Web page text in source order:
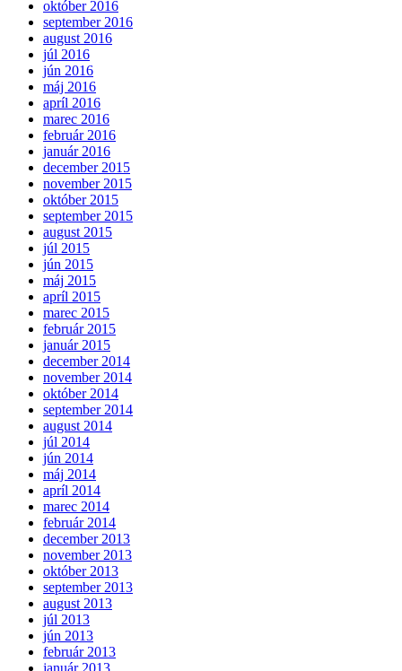
október 2016
september 2016
august 2016
júl 2016
jún 2016
máj 2016
apríl 2016
marec 2016
február 2016
január 2016
december 2015
november 2015
október 2015
september 2015
august 2015
júl 2015
jún 2015
máj 2015
apríl 2015
marec 2015
február 2015
január 2015
december 2014
november 2014
október 2014
september 2014
august 2014
júl 2014
jún 2014
máj 2014
apríl 2014
marec 2014
február 2014
december 2013
november 2013
október 2013
september 2013
august 2013
júl 2013
jún 2013
február 2013
január 2013